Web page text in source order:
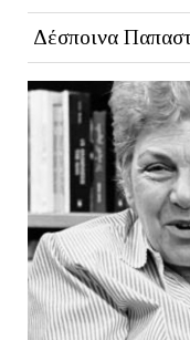
Δέσποινα